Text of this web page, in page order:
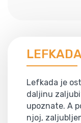
Lefkada je
daljinu
upoznate. A
njoj,